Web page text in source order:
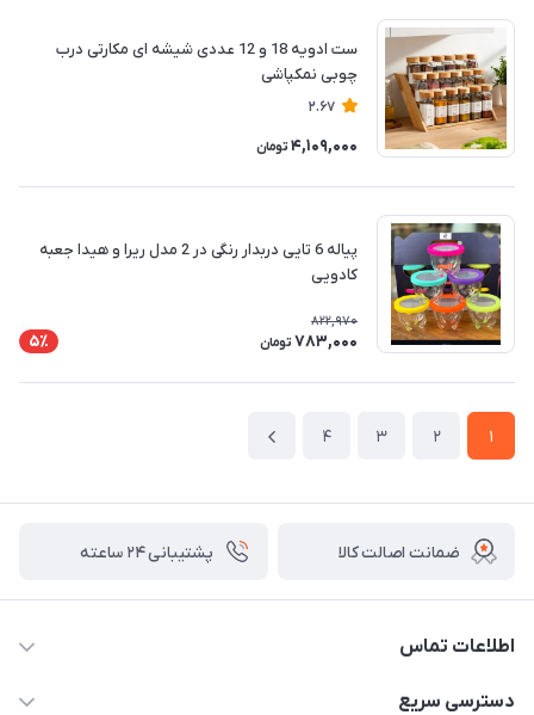
ست ادویه 18 و 12 عددی شیشه ای مکارتی درب
چوبی نمکپاشی
2.67
4,109,000 تومان
پیاله 6 تایی دربدار رنگی در 2 مدل ریرا و هیدا جعبه
کادویی
822,970
783,000 تومان 5٪
1
2
3
4
ضمانت اصالت کالا پشتیبانی ۲۴ ساعته
اطلاعات تماس
02177408855 و شماره واتس آپ 09126894295
دسترسی سریع